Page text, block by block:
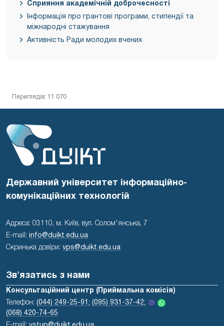
Сприяння академічній доброчесності
Інформація про грантові програми, стипендії та
міжнародні стажування
Активність Ради молодих вчених
Переглядів: 11 070
Державний університет інформаційно-
комунікаційних технологій
Адреса: 03110, м. Київ, вул. Солом'янська, 7
E-mail:
info@duikt.edu.ua
Скринька довіри: vps@duikt.edu.ua
Зв'язатись з нами
Консультаційний центр (Приймальна комісія)
Телефон: (044) 249-25-91; (095) 931-37-42;
(068) 420-74-65